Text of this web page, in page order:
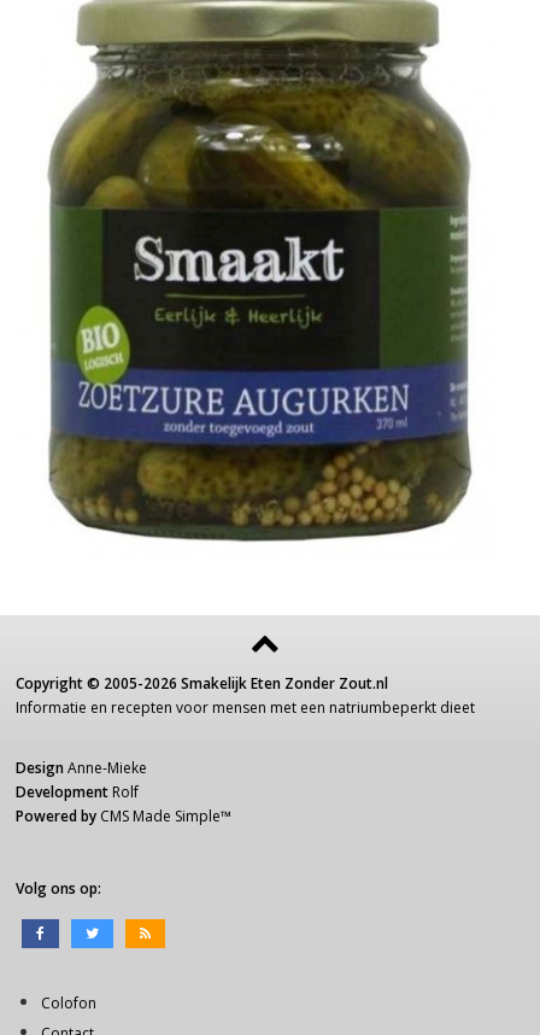
Copyright © 2005-2026 Smakelijk Eten Zonder Zout.nl
Informatie en recepten voor mensen met een natriumbeperkt dieet
Design Anne-Mieke
Development Rolf
Powered by CMS Made Simple™
Volg ons op:
Colofon